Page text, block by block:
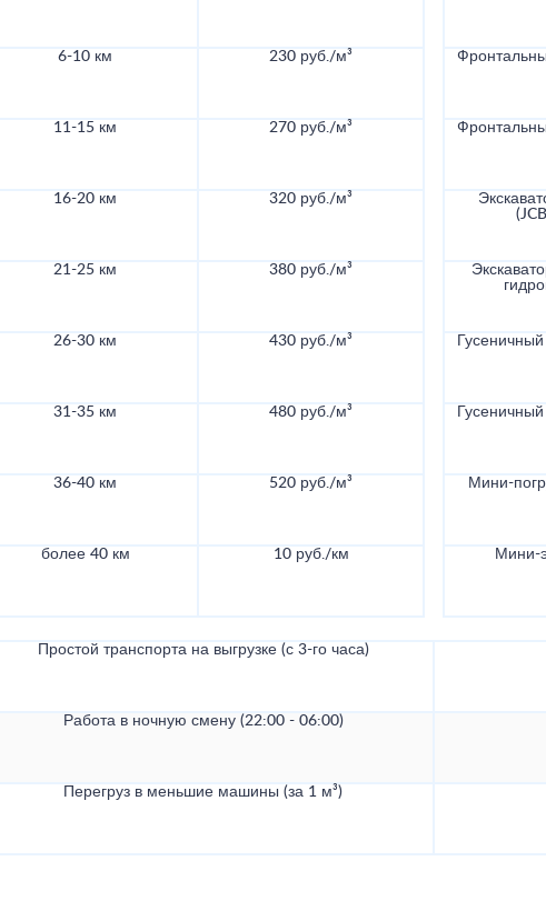
6-10 км 230 руб./м³
11-15 км 270 руб./м³
16-20 км 320 руб./м³
21-25 км 380 руб./м³
26-30 км 430 руб./м³
31-35 км 480 руб./м³
36-40 км 520 руб./м³
более 40 км 10 руб./км
Мини-
Мини-
Простой транспорта на выгрузке (с 3-го часа)
Работа в ночную смену (22:00 - 06:00)
Перегруз в меньшие машины (за 1 м³)